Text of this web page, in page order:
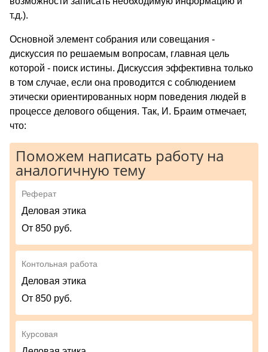
т.д.).
Основной элемент собрания или совещания -
дискуссия по решаемым вопросам, главная цель
которой - поиск истины. Дискуссия эффективна только
в том случае, если она проводится с соблюдением
этически ориентированных норм поведения людей в
процессе делового общения. Так, И. Браим отмечает,
что:
Поможем написать работу на
аналогичную тему
Реферат
Деловая этика
От 850 руб.
Контольная работа
Деловая этика
От 850 руб.
Курсовая